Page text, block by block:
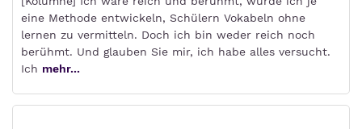
eine Methode entwickeln, Schülern Vokabeln ohne
lernen zu vermitteln. Doch ich bin weder reich noch
berühmt. Und glauben Sie mir, ich habe alles versucht.
Ich mehr...